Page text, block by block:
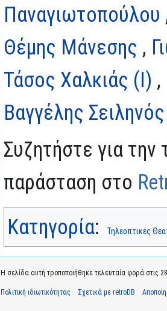
Παναγιωτοπούλου
Θέμης Μάνεσης ,
Τάσος Χαλκιάς (I) ,
Βαγγέλης Σειληνός
Συζητήστε για την
παράσταση στο
Κατηγορία: Τηλεοπτικές
Η σελίδα αυτή τροποποιήθηκε τελευταία φορά στις
Πολιτική ιδιωτικότητας Σχετικά με retroDB